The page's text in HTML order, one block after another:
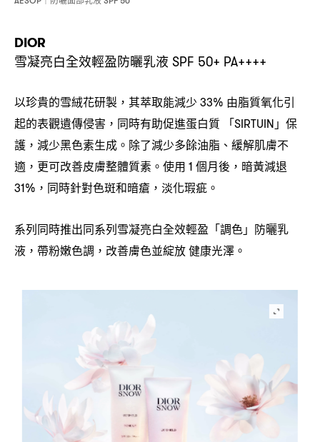
DIOR
雪凝亮白全效輕盈防曬乳液 SPF 50+ PA++++
以珍貴的雪絨花研製 ， 其萃取能減少 33% 由脂質氧化引
起的表觀遺傳侵害 ， 同時有助促進蛋白質 「SIRTUIN 」保
護 ， 減少黑色素生成。除了減少多餘油脂、緩解肌膚不
適 ， 更可改善皮膚整體質素。使用 1 個月後 ， 暗黃減退
31%， 同時針對色斑和暗瘡 ， 淡化瑕疵。
系列同時推出同系列雪凝亮白全效輕盈「調色」防曬乳
液 ， 帶粉嫩色調 ， 改善膚色並綻放健康光澤。